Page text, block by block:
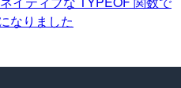
なりました